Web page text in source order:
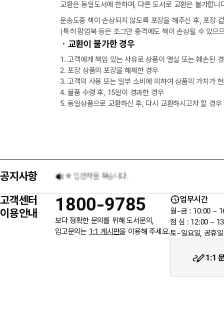
교환은 동일도서에 한하며, 다른 도서로 교환은 불가합니
운송도중 책이 손상되지 않도록 포장을 해주신 후, 포장
(특히 팝업북 등은 조그만 충격에도 책이 손상될 수 있으
ㆍ교환이 불가한 경우
1. 고객에게 책임 있는 사유로 상품이 멸실 또는 훼손된
2. 포장 상품의 포장을 해체한 경우
3. 고객의 사용 또는 일부 소비에 의하여 상품의 가치가
4. 물품 수령 후, 15일이 경과한 경우
5. 동일상품으로 교환하신 후, 다시 교환하시고자 할 경
공지사항
택배 없는 날 배송 업무 안내
★ 입금자를 찾습니다.
6월 3일 지방선거일 휴무 안내
고객센터
이용안내
1800-9785
보다 정확한 문의를 위해 도서문의,
입고문의는 1:1 게시판을 이용해 주세요.
업무시간
월~금 : 10:00 ~
점 심 : 12:00 ~
토~일요일, 공휴
1:1